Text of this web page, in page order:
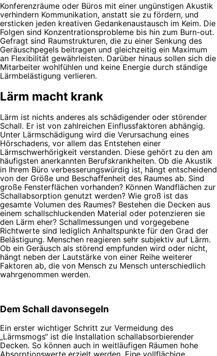
Konferenzräume oder Büros mit einer ungünstigen Akustik
verhindern Kommunikation, anstatt sie zu fördern, und
ersticken jeden kreativen Gedankenaustausch im Keim. Die
Folgen sind Konzentrationsprobleme bis hin zum Burn-out.
Gefragt sind Raumstrukturen, die zu einer Senkung des
Geräuschpegels beitragen und gleichzeitig ein Maximum
an Flexibilität gewährleisten. Darüber hinaus sollen sich die
Mitarbeiter wohlfühlen und keine Energie durch ständige
Lärmbelästigung verlieren.
Lärm macht krank
Lärm ist nichts anderes als schädigender oder störender
Schall. Er ist von zahlreichen Einflussfaktoren abhängig.
Unter Lärmschädigung wird die Verursachung eines
Hörschadens, vor allem das Entstehen einer
Lärmschwerhörigkeit verstanden. Diese gehört zu den am
häufigsten anerkannten Berufskrankheiten. Ob die Akustik
in Ihrem Büro verbesserungswürdig ist, hängt entscheidend
von der Größe und Beschaffenheit des Raumes ab. Sind
große Fensterflächen vorhanden? Können Wandflächen zur
Schallabsorption genutzt werden? Wie groß ist das
gesamte Volumen des Raumes? Bestehen die Decken aus
einem schallschluckenden Material oder potenzieren sie
den Lärm eher? Schallmessungen und vorgegebene
Richtwerte sind lediglich Anhaltspunkte für den Grad der
Belästigung. Menschen reagieren sehr subjektiv auf Lärm.
Ob ein Geräusch als störend empfunden wird oder nicht,
hängt neben der Lautstärke von einer Reihe weiterer
Faktoren ab, die von Mensch zu Mensch unterschiedlich
wahrgenommen werden.
Dem Schall davonsegeln
Ein erster wichtiger Schritt zur Vermeidung des
„Lärmsmogs“ ist die Installation schallabsorbierender
Decken. So können auch in weitläufigen Räumen hohe